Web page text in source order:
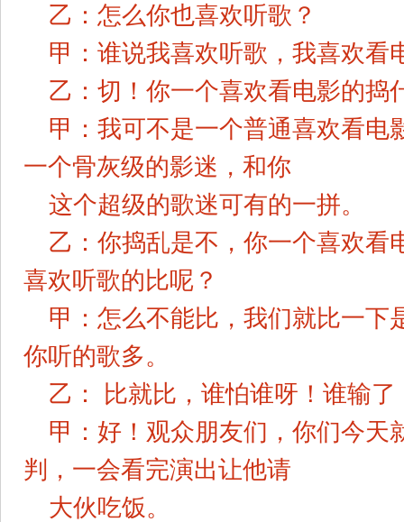
乙：怎么你也喜欢听歌？
甲：谁说我喜欢听歌，我喜欢看
乙：切！你一个喜欢看电影的捣
甲：我可不是一个普通喜欢看电
一个骨灰级的影迷，和你
这个超级的歌迷可有的一拼。
乙：你捣乱是不，你一个喜欢看
喜欢听歌的比呢？
甲：怎么不能比，我们就比一下
你听的歌多。
乙： 比就比，谁怕谁呀！谁输
甲：好！观众朋友们，你们今天
判，一会看完演出让他请
大伙吃饭。